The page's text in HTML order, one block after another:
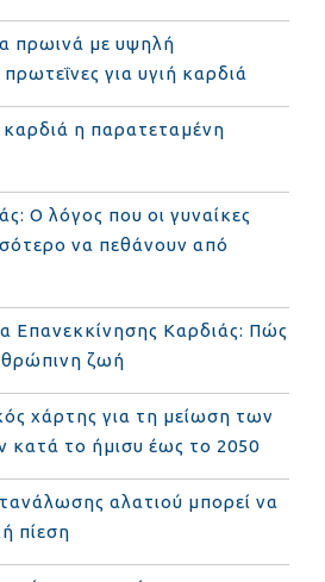
πρωινά με υψηλή
για υγιή καρδιά
καρδιά η παρατεταμένη
Ο λόγος που οι γυναίκες
να πεθάνουν από
Επανεκκίνησης Καρδιάς: Πώς
ζωή
χάρτης για τη μείωση των
το ήμισυ έως το 2050
αλατιού μπορεί να
πίεση